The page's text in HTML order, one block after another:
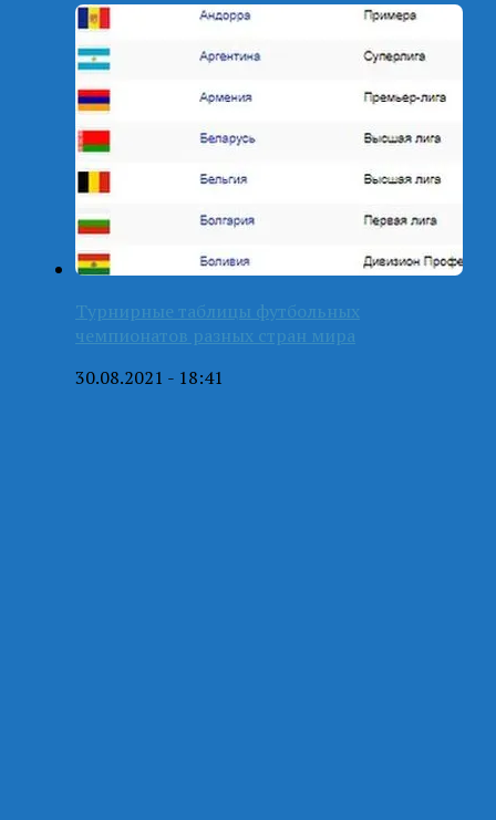
Турнирные таблицы футбольных
чемпионатов разных стран мира
30.08.2021 - 18:41